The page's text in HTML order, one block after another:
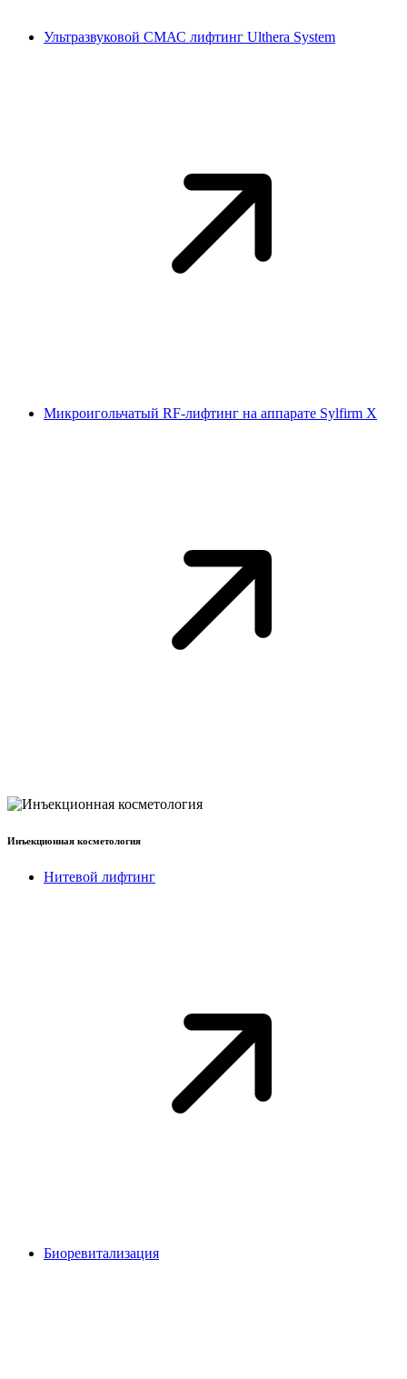
Ультразвуковой СМАС лифтинг Ulthera System
Микроигольчатый RF-лифтинг на аппарате Sylfirm X
Инъекционная косметология
Нитевой лифтинг
Биоревитализация